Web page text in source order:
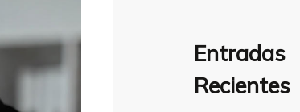
p
Entradas
Recientes